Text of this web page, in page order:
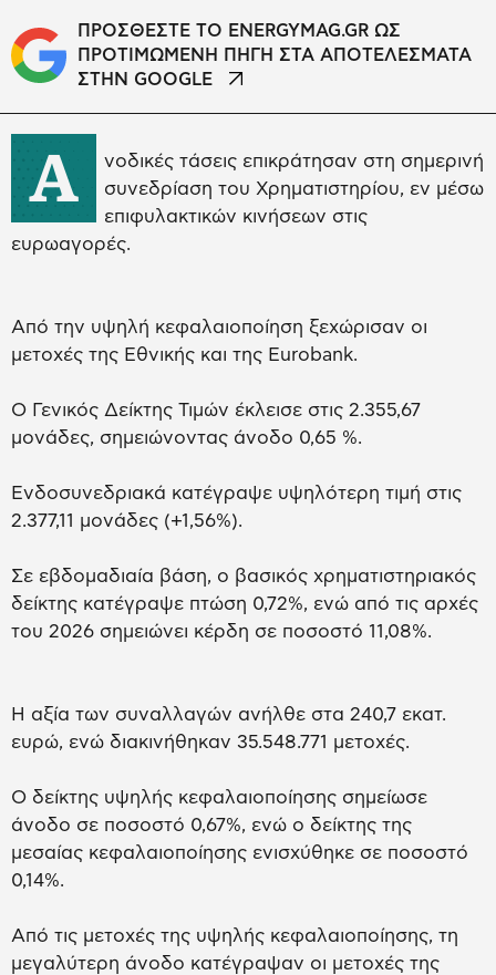
ΠΡΟΣΘΕΣΤΕ ΤΟ ENERGYMAG.GR ΩΣ
ΠΡΟΤΙΜΩΜΕΝΗ ΠΗΓΗ ΣΤΑ ΑΠΟΤΕΛΕΣΜΑΤΑ
ΣΤΗΝ GOOGLE
Α
νοδικές τάσεις επικράτησαν στη σημερινή
συνεδρίαση του Χρηματιστηρίου, εν μέσω
επιφυλακτικών κινήσεων στις
ευρωαγορές.
Από την υψηλή κεφαλαιοποίηση ξεχώρισαν οι
μετοχές της Εθνικής και της Eurobank.
O Γενικός Δείκτης Τιμών έκλεισε στις 2.355,67
μονάδες, σημειώνοντας άνοδο 0,65 %.
Ενδοσυνεδριακά κατέγραψε υψηλότερη τιμή στις
2.377,11 μονάδες (+1,56%).
Σε εβδομαδιαία βάση, ο βασικός χρηματιστηριακός
δείκτης κατέγραψε πτώση 0,72%, ενώ από τις αρχές
του 2026 σημειώνει κέρδη σε ποσοστό 11,08%.
Η αξία των συναλλαγών ανήλθε στα 240,7 εκατ.
ευρώ, ενώ διακινήθηκαν 35.548.771 μετοχές.
Ο δείκτης υψηλής κεφαλαιοποίησης σημείωσε
άνοδο σε ποσοστό 0,67%, ενώ ο δείκτης της
μεσαίας κεφαλαιοποίησης ενισχύθηκε σε ποσοστό
0,14%.
Από τις μετοχές της υψηλής κεφαλαιοποίησης, τη
μεγαλύτερη άνοδο κατέγραψαν οι μετοχές της